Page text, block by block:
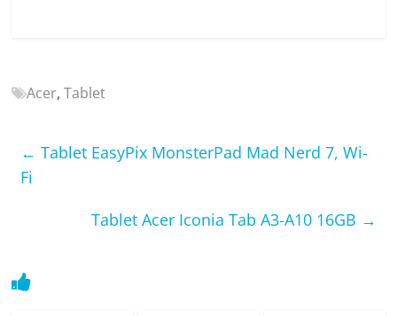
Acer,Tablet
← Tablet EasyPix MonsterPad Mad Nerd 7, Wi-
Fi
Tablet Acer Iconia Tab A3-A10 16GB →